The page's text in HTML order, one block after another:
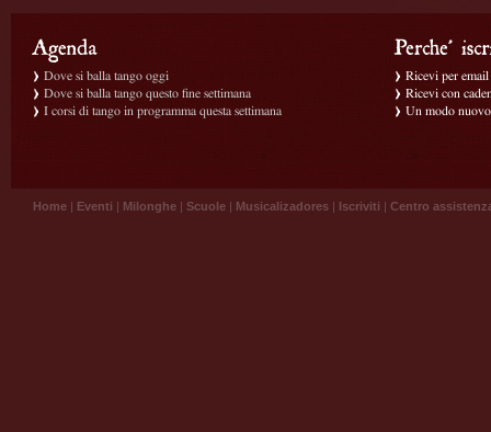
Dove si balla tango oggi
Dove si balla tango questo fine settimana
I corsi di tango in programma questa settimana
Ricevi per
Ricevi con
Un modo
Home | Eventi | Milonghe | Scuole | Musicalizadores | Iscriviti | Centro